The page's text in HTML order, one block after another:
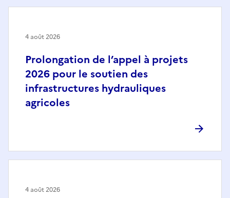
Prolongation de l’appel à projets
2026 pour le soutien des
infrastructures hydrauliques
agricoles
4 août 2026
4 août 2026